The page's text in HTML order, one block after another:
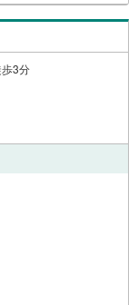
お応え致します！
入店時の検温とア
ブースでは、お席
営業車に乗降車時
す〇物件見学用に
意します。
3分